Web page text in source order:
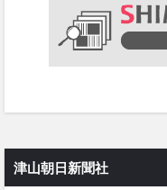
津山朝日新聞社